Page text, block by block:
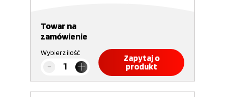
Towar na
zamówienie
Wybierz ilość
Zapytaj o
produkt